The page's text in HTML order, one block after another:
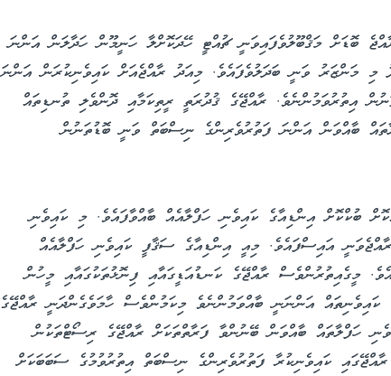
ބޮޑަށް މަޤްބޫލުވެފައިވަނީ ޗުއްޓީ ހޭދަކޮށްލާ ހަނީމޫން ހަދާލަން އަންނަ
މި މަންޒަރު ވަނީ ބަދަލުވެފައެވެ. މިއަދު ރާއްޖެއަށް ކައިވެނިކުރަން އަންނަ
އިތުރުވަމުންނެވެ. ރާއްޖޭގެ ޤުދުރަތީ ރީތިކަމާއި ދޮންވެލި ތުނޑިތައް
ބާއްވަން އަންނަ ފަތުރުވެރިންގެ ނިސްބަތް ވަނީ ބޮޑުތަނުން
ބުކްކޮށް އިންޑިއާގެ ކައިވެނި ހަފްލާއެއް ބާއްވާފައެވެ. މި ކައިވެނި
މީހުން ރާއްޖެވަނީ އައިސްފައެވެ. މިއީ އިންޑިއާގެ ސަޤާފީ ކައިވެނި ހަފްލާއެއް
މީގެއިތުރުންވެސް ރާއްޖޭގެ ކަނޑުއަޑީގައާއި ފިނޮޅުތަކުގައާއި މީހުން
ކައިވެނިތައް އަންނަނީ ބާއްވަމުންނެވެ މިކަމުންވެސް ހާމަވެގެންދަނީ ރާއްޖޭގެ
ހަފްލާތައް ބާއްވަން ބޭނުންވާ ފަރާތްތަކަށް ރާއްޖޭގެ ރިސޯޓްތަކުން
ކައިވެނިކުރާ ފަތުރުވެރިންގެ ނިސްބަތް އިތުރުވުމުގެ ސަބަބަކަށް